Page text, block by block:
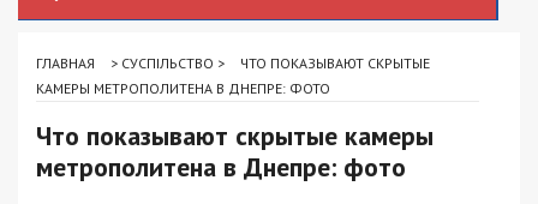
ГЛАВНАЯ > СУСПІЛЬСТВО >
ЧТО ПОКАЗЫВАЮТ СКРЫТЫЕ
КАМЕРЫ МЕТРОПОЛИТЕНА В ДНЕПРЕ: ФОТО
Что показывают скрытые камеры
метрополитена в Днепре: фото